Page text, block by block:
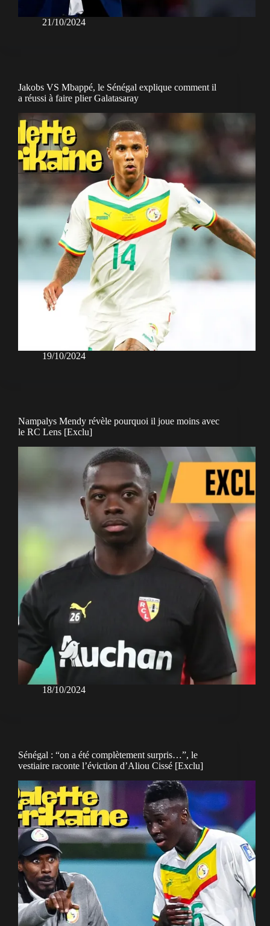
21/10/2024
Jakobs VS Mbappé, le Sénégal explique comment il
a réussi à faire plier Galatasaray
19/10/2024
Nampalys Mendy révèle pourquoi il joue moins avec
le RC Lens [Exclu]
18/10/2024
Sénégal : “on a été complètement surpris…”, le
vestiaire raconte l’éviction d’Aliou Cissé [Exclu]